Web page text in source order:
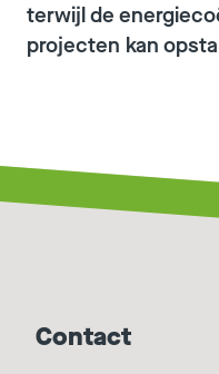
terwijl de
projecten kan
Contact